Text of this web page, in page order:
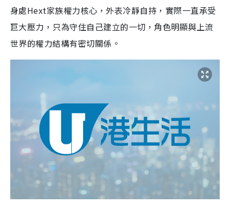
身處Hext家族權力核心，外表冷靜自持，實際一直承受
巨大壓力，只為守住自己建立的一切，角色明顯與上流
世界的權力結構有密切關係。